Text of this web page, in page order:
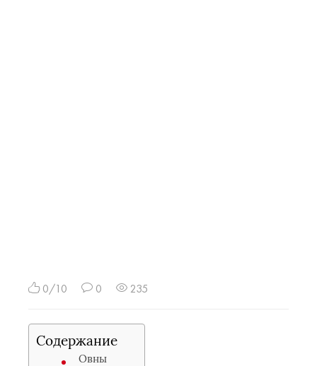
0/10 0 235
Содержание
Овны